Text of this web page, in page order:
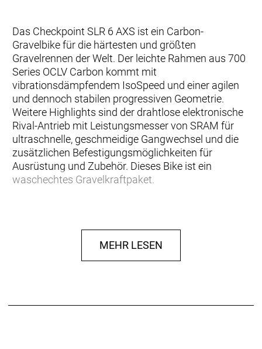
Das Checkpoint SLR 6 AXS ist ein Carbon-
Gravelbike für die härtesten und größten
Gravelrennen der Welt. Der leichte Rahmen aus 700
Series OCLV Carbon kommt mit
vibrationsdämpfendem IsoSpeed und einer agilen
und dennoch stabilen progressiven Geometrie.
Weitere Highlights sind der drahtlose elektronische
Rival-Antrieb mit Leistungsmesser von SRAM für
ultraschnelle, geschmeidige Gangwechsel und die
zusätzlichen Befestigungsmöglichkeiten für
Ausrüstung und Zubehör. Dieses Bike ist ein
waschechtes Gravelkraftpaket.
diese epischen Abenteuer das am besten
abgestimmte Gravelbike auf dem Markt suchst.
Kurz gesagt: Du willst unseren leistungsfähigsten
MEHR LESEN